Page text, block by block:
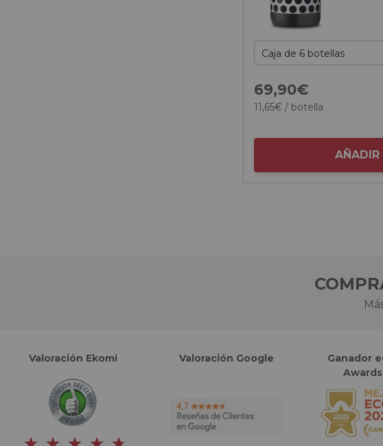
69,90€
11,65€ / botella
AÑADIR
Valoración Ekomi Valoración Google
Ganador